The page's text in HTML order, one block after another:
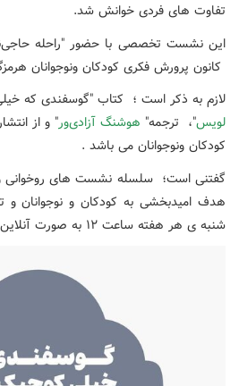
تفاوت های فردی خوانش شد.
این نشست تخصصی با حضور "راحله
کانون پرورش فکری کودکان ونوجوانان
لازم به ذکر است ؛ کتاب "گوسفندی که
لویس"، ترجمه" هوشنگ آزادی‌ور" و از
کودکان ونوجوانان می باشد .
گفتنی است؛ سلسله نشست های روخوانی
هدف امیدبخشی به کودکان و نوجوانان و
شنبه ی هر هفته ساعت ۱۲ به صورت آنلاین برگزار می گردد.